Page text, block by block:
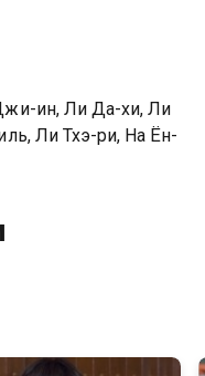
ин, Ли Да-хи, Ли
Ли Тхэ-ри, На Ён-